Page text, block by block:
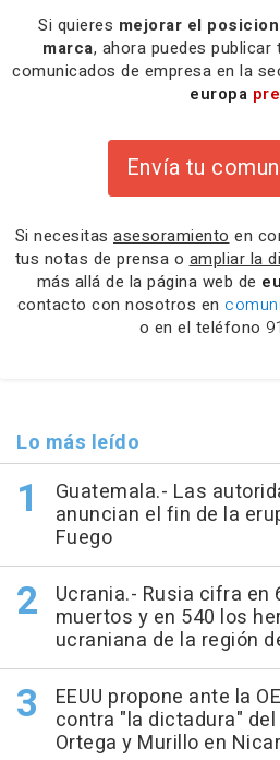
Si quieres mejorar el
marca, ahora puedes
comunicados de empresa en la
europa
Envía tu
Si necesitas asesoramiento en
tus notas de prensa o ampliar la
más allá de la página web de
contacto con nosotros en
o en el teléfono
Lo más leído
Guatemala.- Las
anuncian el fin de la
Fuego
Ucrania.- Rusia cifra en
muertos y en 540 los
ucraniana de la región
EEUU propone ante la
contra "la dictadura"
Ortega y Murillo en